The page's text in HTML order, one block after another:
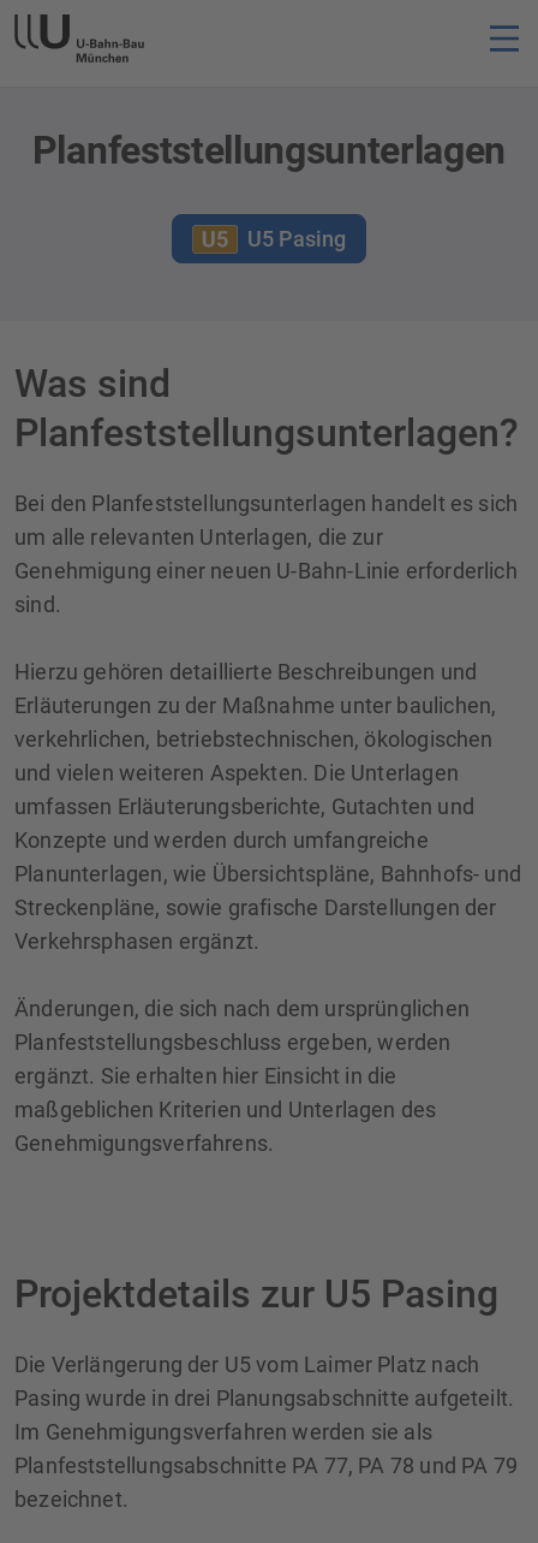
Planfeststellungsunterlagen
U5 Pasing
Was sind
Planfeststellungsunterlagen?
Bei den Planfeststellungsunterlagen handelt es sich
um alle relevanten Unterlagen, die zur
Genehmigung einer neuen U-Bahn-Linie erforderlich
sind.
Hierzu gehören detaillierte Beschreibungen und
Erläuterungen zu der Maßnahme unter baulichen,
verkehrlichen, betriebstechnischen, ökologischen
und vielen weiteren Aspekten. Die Unterlagen
umfassen Erläuterungsberichte, Gutachten und
Konzepte und werden durch umfangreiche
Planunterlagen, wie Übersichtspläne, Bahnhofs- und
Streckenpläne, sowie grafische Darstellungen der
Verkehrsphasen ergänzt.
Änderungen, die sich nach dem ursprünglichen
Planfeststellungsbeschluss ergeben, werden
ergänzt. Sie erhalten hier Einsicht in die
maßgeblichen Kriterien und Unterlagen des
Genehmigungsverfahrens.
Projektdetails zur U5 Pasing
Die Verlängerung der U5 vom Laimer Platz nach
Pasing wurde in drei Planungsabschnitte aufgeteilt.
Im Genehmigungsverfahren werden sie als
Planfeststellungsabschnitte PA 77, PA 78 und PA 79
bezeichnet.